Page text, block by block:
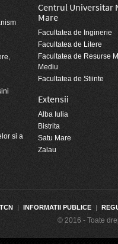
si a
Centrul Universitar
Mare
Facultatea de Inginerie
Facultatea de Litere
Facultatea de Resurse
Mediu
Facultatea de Stiinte
Extensii
Alba Iulia
Bistrita
Satu Mare
Zalau
| INFORMATII PUBLICE |
© 2016 - Toate